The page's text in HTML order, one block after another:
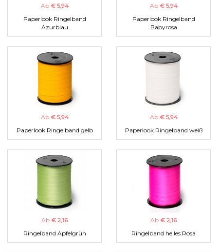
Ab € 5,94
Paperlook Ringelband
Azurblau
Ab € 5,94
Paperlook Ringelband
Babyrosa
Ab € 5,94
Paperlook Ringelband gelb
Ab € 5,94
Paperlook Ringelband weiß
Ab € 2,16
Ringelband Apfelgrün
Ab € 2,16
Ringelband helles Rosa